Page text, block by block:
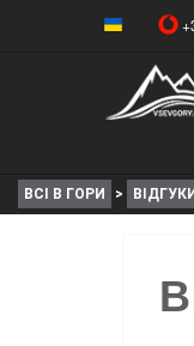
ВСІ В ГОРИ > ВІДГУКИ